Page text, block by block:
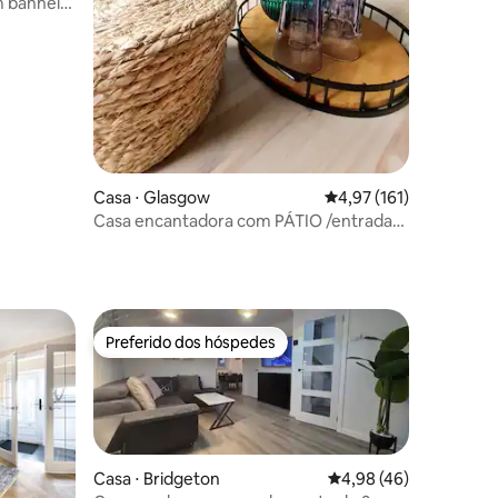
Casa ⋅ Glasgow 4,97 de uma avaliação
4,97 (161)
Casa encantadora com PÁTIO /entrada
Preferido dos hóspedes
Preferido dos hóspedes
Casa ⋅ Bridgeton 4,98 de uma
4,98 (46)